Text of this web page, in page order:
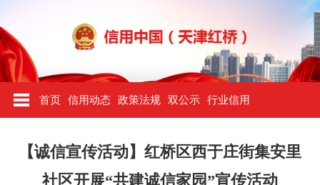
首页 信用动态 政策法规 双公示 行业信用
【诚信宣传活动】红桥区西于庄街集安里
社区开展“共建诚信家园”宣传活动